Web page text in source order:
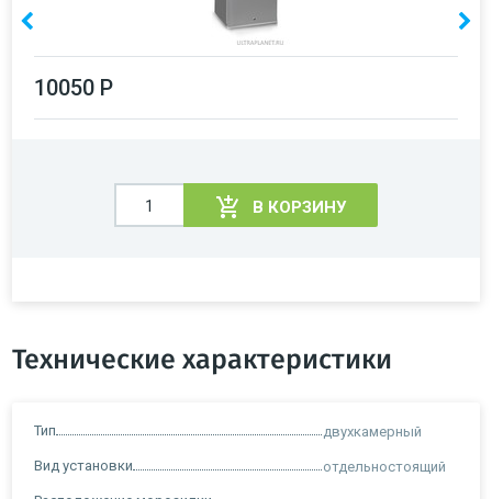
10050 Р
В КОРЗИНУ
Технические характеристики
Тип двухкамерный
Вид установки отдельностоящий